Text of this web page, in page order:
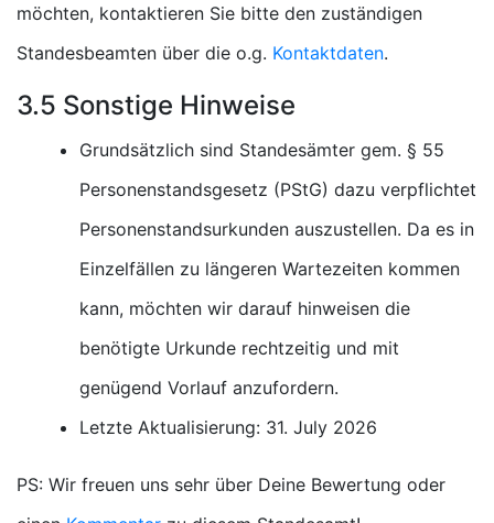
möchten, kontaktieren Sie bitte den zuständigen
Standesbeamten über die o.g. Kontaktdaten.
3.5 Sonstige Hinweise
Grundsätzlich sind Standesämter gem. § 55
Personenstandsgesetz (PStG) dazu verpflichtet
Personenstandsurkunden auszustellen. Da es in
Einzelfällen zu längeren Wartezeiten kommen
kann, möchten wir darauf hinweisen die
benötigte Urkunde rechtzeitig und mit
genügend Vorlauf anzufordern.
Letzte Aktualisierung: 31. July 2026
PS: Wir freuen uns sehr über Deine Bewertung oder